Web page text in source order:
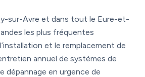
sur-Avre et dans tout le Eure-et-
les plus fréquentes
et le remplacement de
annuel de systèmes de
dépannage en urgence de